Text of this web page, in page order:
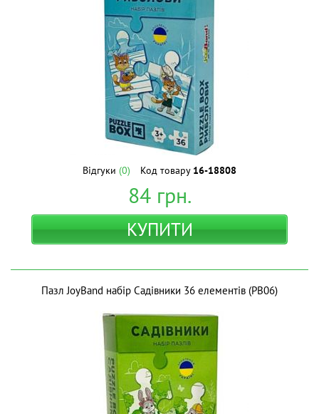
Відгуки (0) Код товару 16-18808
84грн.
КУПИТИ
Пазл JoyBand набір Садівники 36 елементів (PB06)